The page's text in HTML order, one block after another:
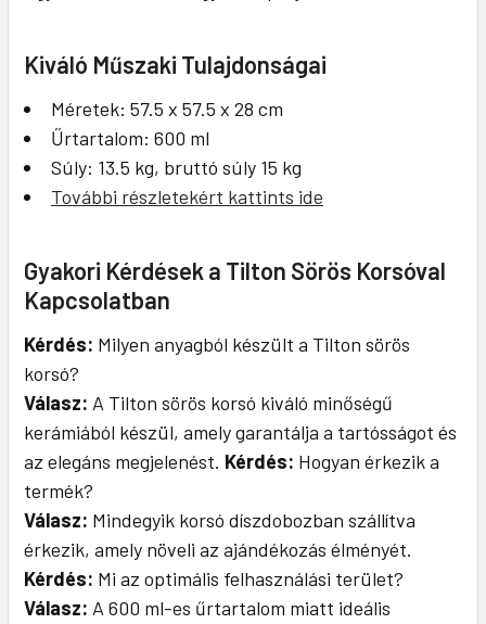
Kiváló Műszaki Tulajdonságai
Méretek: 57.5 x 57.5 x 28 cm
Űrtartalom: 600 ml
Súly: 13.5 kg, bruttó súly 15 kg
További részletekért kattints ide
Gyakori Kérdések a Tilton Sörös Korsóval
Kapcsolatban
Kérdés: Milyen anyagból készült a Tilton sörös
korsó?
Válasz: A Tilton sörös korsó kiváló minőségű
kerámiából készül, amely garantálja a tartósságot és
az elegáns megjelenést. Kérdés: Hogyan érkezik a
termék?
Válasz: Mindegyik korsó díszdobozban szállítva
érkezik, amely növeli az ajándékozás élményét.
Kérdés: Mi az optimális felhasználási terület?
Válasz: A 600 ml-es űrtartalom miatt ideális